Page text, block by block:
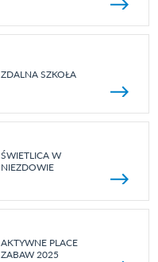
ZDALNA SZKOŁA
ŚWIETLICA W
NIEZDOWIE
AKTYWNE PLACE
ZABAW 2025